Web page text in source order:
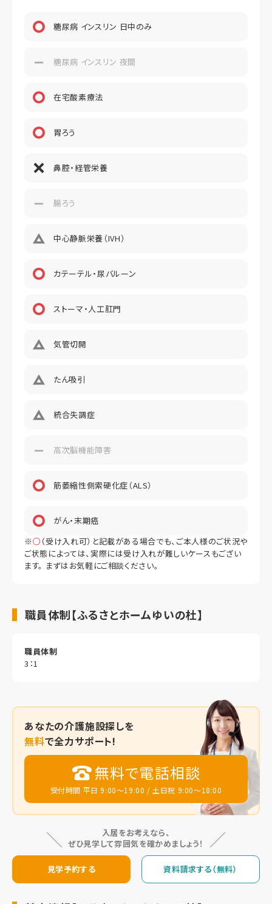
居室タイプ
居室広さ
糖尿病 インスリン 日中のみ
糖尿病 インスリン 夜間
在宅酸素療法
胃ろう
鼻腔・経管栄養
腸ろう
中心静脈栄養（IVH）
カテーテル・尿バルーン
ストーマ・人工肛門
気管切開
たん吸引
統合失調症
高次脳機能障害
筋萎縮性側索硬化症（ALS）
がん・末期癌
※○ （受け入れ可）と記載がある場合でも、ご本人様のご状況や
ご状態によっては、実際には受け入れが難しいケースもござい
ます。 まずはお気軽にご相談ください。
職員体制【ふるさとホームゆいの杜】
職員体制
3：1
あなたの介護施設探しを
無料で全力サポート!
無料で電話相談
受付時間 平日 9:00～19:00 / 土日祝 9:00～18:00
入居をお考えなら、
ぜひ見学して雰囲気を確かめましょう！
見学予約する 資料請求する（無料）